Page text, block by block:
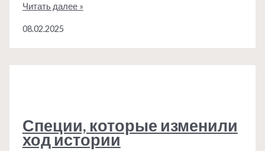
Традиции
специй
Читать далее »
08.02.2025
Специи, которые изменили
ход истории